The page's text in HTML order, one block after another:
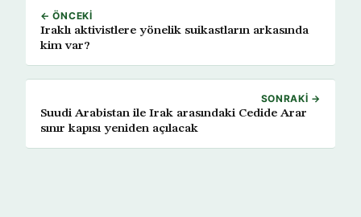
← ÖNCEKI
Iraklı aktivistlere yönelik suikastların arkasında
kim var?
SONRAKI →
Suudi Arabistan ile Irak arasındaki Cedide Arar
sınır kapısı yeniden açılacak